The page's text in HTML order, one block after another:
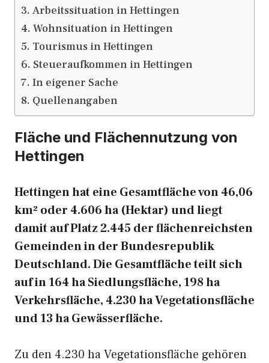
Arbeitssituation in Hettingen
Wohnsituation in Hettingen
Tourismus in Hettingen
Steueraufkommen in Hettingen
In eigener Sache
Quellenangaben
Fläche und Flächennutzung von
Hettingen
Hettingen hat eine Gesamtfläche von 46,06
km² oder 4.606 ha (Hektar) und liegt
damit auf Platz 2.445 der flächenreichsten
Gemeinden in der Bundesrepublik
Deutschland. Die Gesamtfläche teilt sich
auf in 164 ha Siedlungsfläche, 198 ha
Verkehrsfläche, 4.230 ha Vegetationsfläche
und 13 ha Gewässerfläche.
Zu den 4.230 ha Vegetationsfläche gehören